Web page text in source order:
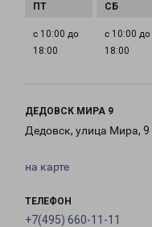
с 10:00 до
18:00
с 10:00 до
18:00
ДЕДОВСК МИРА 9
Дедовск, улица Мира, 9
на карте
ТЕЛЕФОН
+7(495) 660-11-11